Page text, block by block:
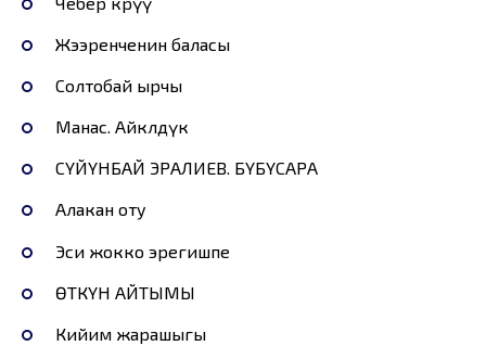
Жээренченин баласы
Солтобай ырчы
Манас. Айкөлдүк
СҮЙҮНБАЙ ЭРАЛИЕВ. БҮБҮСАРА
Алакан оту
Эси жокко эрегишпе
ӨТКҮН АЙТЫМЫ
Кийим жарашыгы